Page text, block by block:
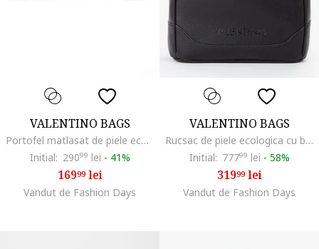
VALENTINO BAGS
Portofel matlasat de piele ecologica, Crem
Initial: 29099 lei - 41%
16999lei
Vandut de Fashion Days
VALENTINO BAGS
Rucsac de piele ecologica cu barete din material textil, Negru
Initial: 77799 lei - 58%
31999lei
Vandut de Fashion Days